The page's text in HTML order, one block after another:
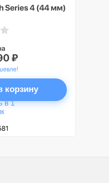
Series 4 (44 мм)
₽
корзину
в 1